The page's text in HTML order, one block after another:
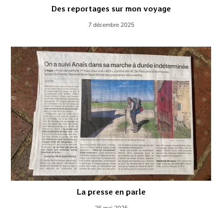
Des reportages sur mon voyage
7 décembre 2025
La presse en parle